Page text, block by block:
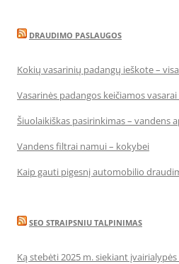
DRAUDIMO PASLAUGOS
Kokių vasarinių padangų ieškote –
Vasarinės padangos keičiamos
Šiuolaikiškas pasirinkimas – vandens
Vandens filtrai namui – kokybei
Kaip gauti pigesnį automobilio
SEO STRAIPSNIU TALPINIMAS
Ką stebėti 2025 m. siekiant